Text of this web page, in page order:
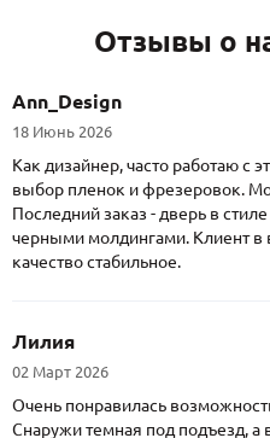
Отзывы о
Ann_Design
18 Июнь 2026
Как дизайнер, часто работаю с
выбор пленок и фрезеровок.
Последний заказ - дверь в
черными молдингами. Клиент в
качество стабильное.
Лилия
02 Март 2026
Очень понравилась
Снаружи темная под подъезд, а